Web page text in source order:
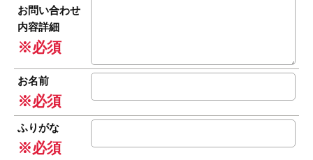
お問い合わせ
内容詳細
※必須
お名前
※必須
ふりがな
※必須